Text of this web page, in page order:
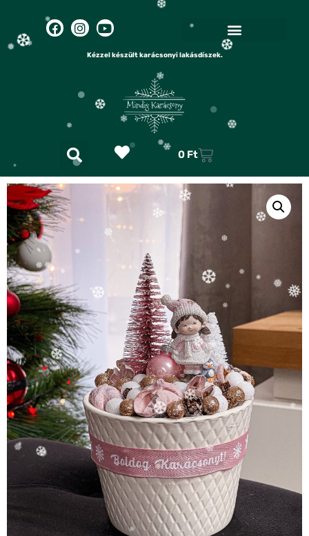
❅
❅
❅
❅
❄
❅
❆
❄
❄
❄
❄
❆
❅
❅
❄
❆
❆
❆
❅
❆
❆ ❅
❆
❆
❄
❄
❄
❄
❄
❆
❆
❆
Kézzel készült karácsonyi lakásdíszek.
0 Ft